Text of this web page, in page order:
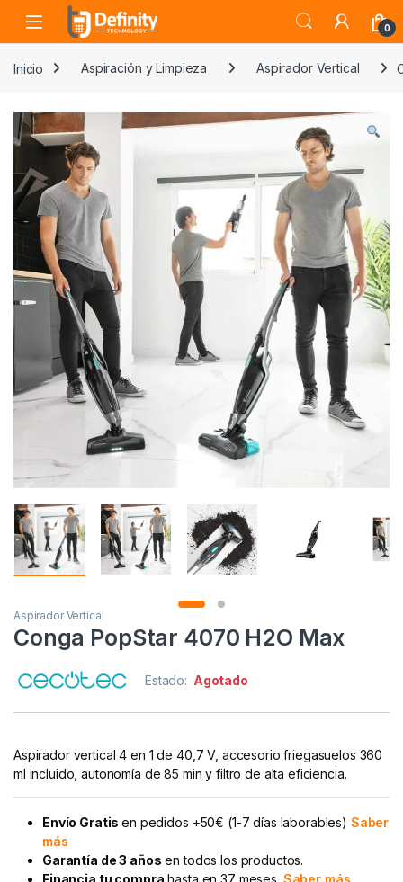
Skip to navigation
Skip to content
Open 0
Inicio Aspiración y Limpieza Aspirador Vertical
Aspirador Vertical
Conga PopStar 4070 H2O Max
Estado: Agotado
Aspirador vertical 4 en 1 de 40,7 V, accesorio friegasuelos 360
ml incluido, autonomía de 85 min y filtro de alta eficiencia.
Envío Gratisen pedidos +50€ (1-7 días laborables) Saber
más
Garantía de 3 años en todos los productos.
Financia tu compra hasta en 37 meses. Saber más